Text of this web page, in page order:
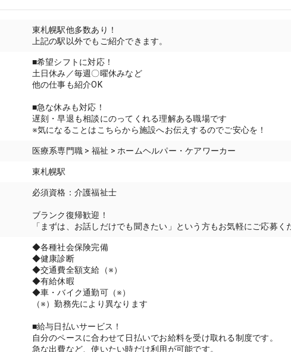
東札幌駅他多数あり！
上記の駅以外でもご紹介できます。
■希望シフトに対応！
土日休み／毎週〇曜休みなど
他の仕事も紹介OK
■急な休みも対応！
遅刻・早退も相談にのってくれる理解ある職場です
※気になることはこちらから施設へお伝えするのでご安心を！
医療系専門職 > 福祉 > ホームヘルパー・ケアワーカー
東札幌駅
必須資格：介護福祉士
ブランク復帰歓迎！
「まずは、お話しだけでも聞きたい」という方もお気軽にご応募く
◆各種社会保険完備
◆健康診断
◆交通費全額支給（※）
◆有給休暇
◆車・バイク通勤可（※）
（※）勤務先により異なります
■給与日払いサービス！
自分のペースに合わせて日払いでお給料を受け取れる制度です。
急な出費など、使いたい時だけ利用が可能です。